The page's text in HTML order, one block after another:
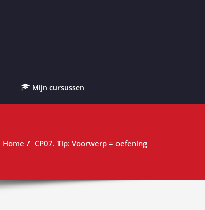
Mijn cursussen
Home CP07. Tip: Voorwerp = oefening